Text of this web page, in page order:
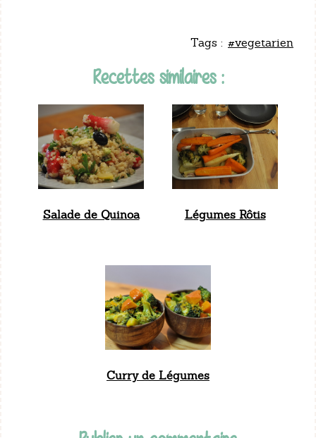
Tags : #vegetarien
Recettes similaires :
Salade de Quinoa Légumes Rôtis
Curry de Légumes